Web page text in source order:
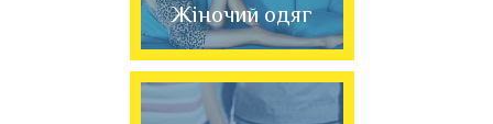
Жіночий одяг